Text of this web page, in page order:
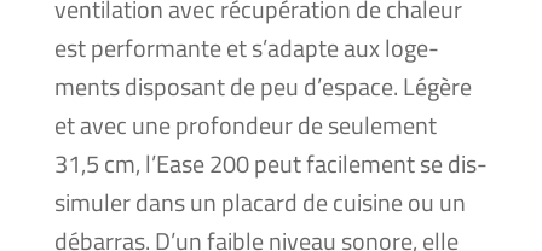
ven­ti­la­tion avec récu­pé­ra­tion de cha­leur
est per­for­mante et s’adapte aux loge­
ments dis­po­sant de peu d’espace. Légère
et avec une pro­fon­deur de seule­ment
31,5 cm, l’Ease 200 peut faci­le­ment se dis­
si­mu­ler dans un pla­card de cui­sine ou un
débar­ras. D’un faible niveau sonore, elle